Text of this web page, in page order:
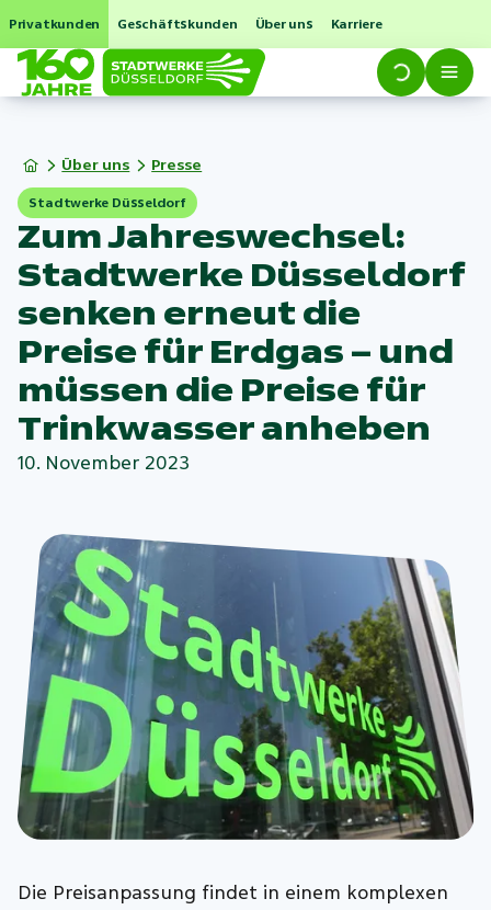
Privatkunden Geschäftskunden Über uns Karriere
Über uns Presse
Stadtwerke Düsseldorf
Zum Jahreswechsel:
Stadtwerke Düsseldorf
senken erneut die
Preise für Erdgas – und
müssen die Preise für
Trinkwasser anheben
10. November 2023
Die Preisanpassung findet in einem komplexen